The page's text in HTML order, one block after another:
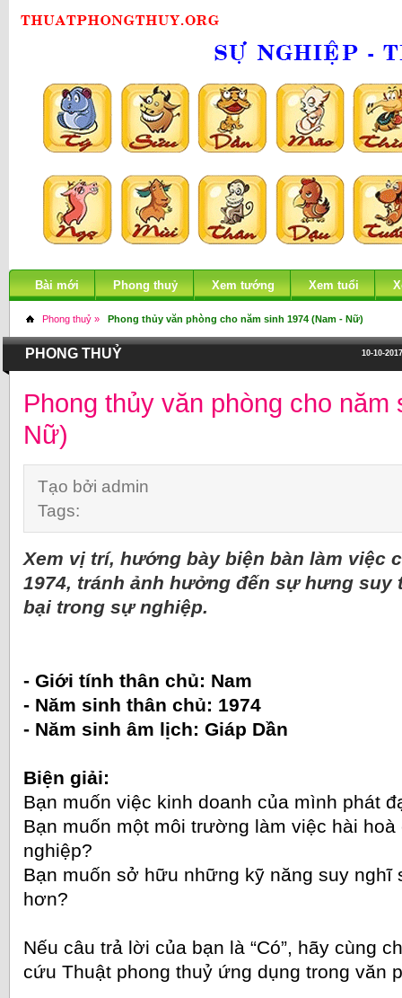
Bài mới Phong thuỷ Xem tướng Xem tuổi
Phong thuỷ » Phong thủy văn phòng cho năm sinh 1974 (Nam - Nữ)
10-10-
PHONG THUỶ
Phong thủy văn phòng cho năm
Nữ)
Tạo bởi admin
Tags:
Xem vị trí, hướng bày biện bàn làm việc
1974, tránh ảnh hưởng đến sự hưng suy
bại trong sự nghiệp.
- Giới tính thân chủ: Nam
- Năm sinh thân chủ: 1974
- Năm sinh âm lịch: Giáp Dần
Biện giải:
Bạn muốn việc kinh doanh của mình phát
Bạn muốn một môi trường làm việc hài hoà
nghiệp?
Bạn muốn sở hữu những kỹ năng suy nghĩ
hơn?
Nếu câu trả lời của bạn là “Có”, hãy cùng
cứu Thuật phong thuỷ ứng dụng trong văn